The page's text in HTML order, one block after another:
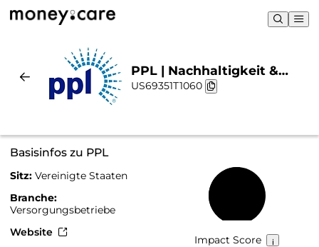
PPL | Nachhaltigkeit &
Chart
US69351T1060
Basisinfos zu PPL
Sitz: Vereinigte Staaten
Branche:
Versorgungsbetriebe
Website
Impact Score